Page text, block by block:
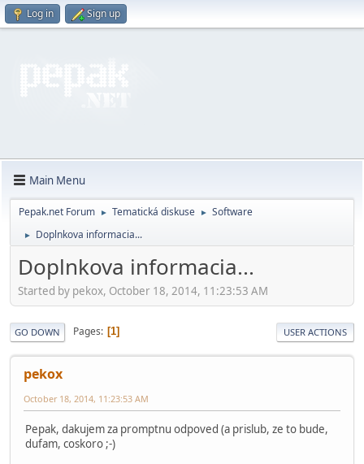
Log in Sign up
Main Menu
Pepak.net Forum ► Tematická diskuse ► Software
► Doplnkova informacia...
Doplnkova informacia...
Started by pekox, October 18, 2014, 11:23:53 AM
GO DOWN Pages 1 USER ACTIONS
pekox
October 18, 2014, 11:23:53 AM
Pepak, dakujem za promptnu odpoved (a prislub, ze to bude,
dufam, coskoro ;-)